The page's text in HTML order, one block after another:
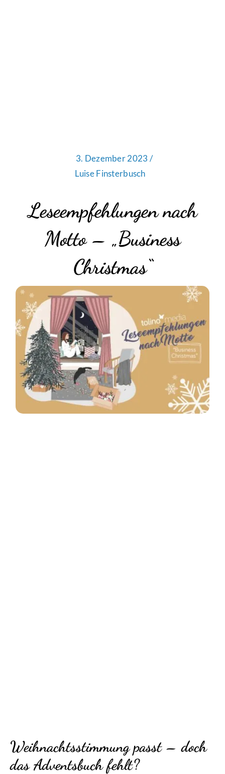
3. Dezember 2023 /
Luise Finsterbusch
Leseempfehlungen nach
Motto – „Business
Christmas“
Weihnachtsstimmung passt – doch
das Adventsbuch fehlt?